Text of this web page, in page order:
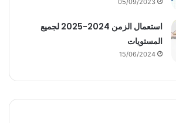
05/09/2023
استعمال الزمن 2024-2025 لجميع
المستويات
15/06/2024